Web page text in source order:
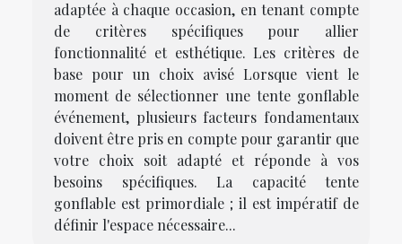
adaptée à chaque occasion, en tenant compte
de critères spécifiques pour allier
fonctionnalité et esthétique. Les critères de
base pour un choix avisé Lorsque vient le
moment de sélectionner une tente gonflable
événement, plusieurs facteurs fondamentaux
doivent être pris en compte pour garantir que
votre choix soit adapté et réponde à vos
besoins spécifiques. La capacité tente
gonflable est primordiale ; il est impératif de
définir l'espace nécessaire...